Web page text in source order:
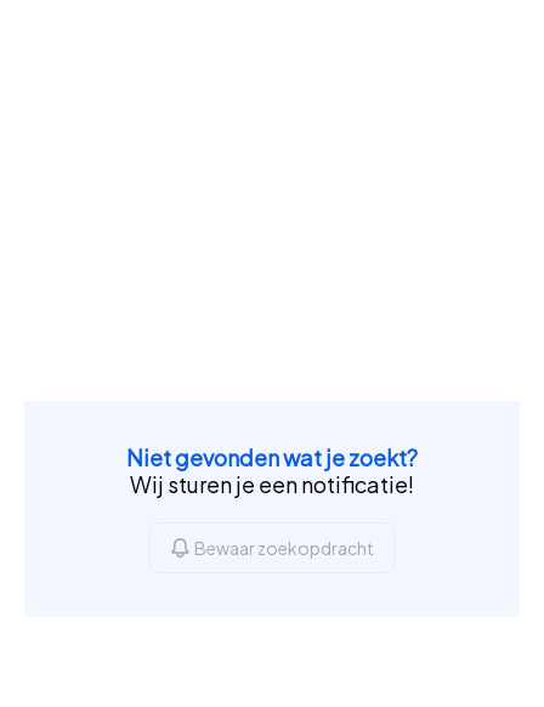
Niet gevonden wat je zoekt?
Wij sturen je een notificatie!
Bewaar zoekopdracht